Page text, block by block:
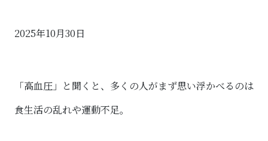
2025年10月30日
「高血圧」と聞くと、多くの人がまず思い浮かべるのは
食生活の乱れや運動不足。